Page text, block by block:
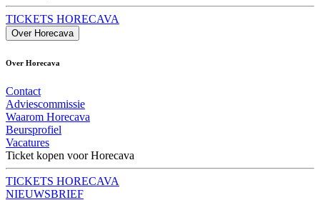
TICKETS HORECAVA
Over Horecava
Over Horecava
Contact
Adviescommissie
Waarom Horecava
Beursprofiel
Vacatures
Ticket kopen voor Horecava
TICKETS HORECAVA
NIEUWSBRIEF